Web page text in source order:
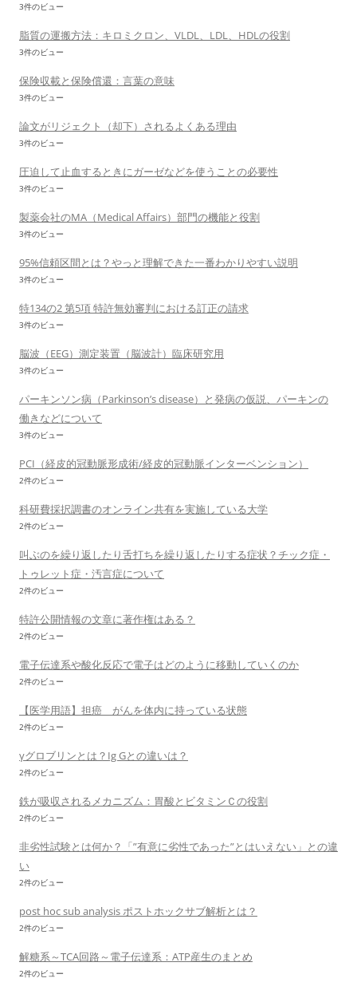
3件のビュー
脂質の運搬方法：キロミクロン、VLDL、LDL、HDLの役割
3件のビュー
保険収載と保険償還：言葉の意味
3件のビュー
論文がリジェクト（却下）されるよくある理由
3件のビュー
圧迫して止血するときにガーゼなどを使うことの必要性
3件のビュー
製薬会社のMA（Medical Affairs）部門の機能と役割
3件のビュー
95%信頼区間とは？やっと理解できた一番わかりやすい説明
3件のビュー
特134の2 第5項 特許無効審判における訂正の請求
3件のビュー
脳波（EEG）測定装置（脳波計）臨床研究用
3件のビュー
パーキンソン病（Parkinson’s disease）と発病の仮説、パーキンの
働きなどについて
3件のビュー
PCI（経皮的冠動脈形成術/経皮的冠動脈インターベンション）
2件のビュー
科研費採択調書のオンライン共有を実施している大学
2件のビュー
叫ぶのを繰り返したり舌打ちを繰り返したりする症状？チック症・
トゥレット症・汚言症について
2件のビュー
特許公開情報の文章に著作権はある？
2件のビュー
電子伝達系や酸化反応で電子はどのように移動していくのか
2件のビュー
【医学用語】担癌 がんを体内に持っている状態
2件のビュー
γグロブリンとは？Ig Gとの違いは？
2件のビュー
鉄が吸収されるメカニズム：胃酸とビタミンＣの役割
2件のビュー
非劣性試験とは何か？「”有意に劣性であった”とはいえない」との違
い
2件のビュー
post hoc sub analysis ポストホックサブ解析とは？
2件のビュー
解糖系～TCA回路～電子伝達系：ATP産生のまとめ
2件のビュー